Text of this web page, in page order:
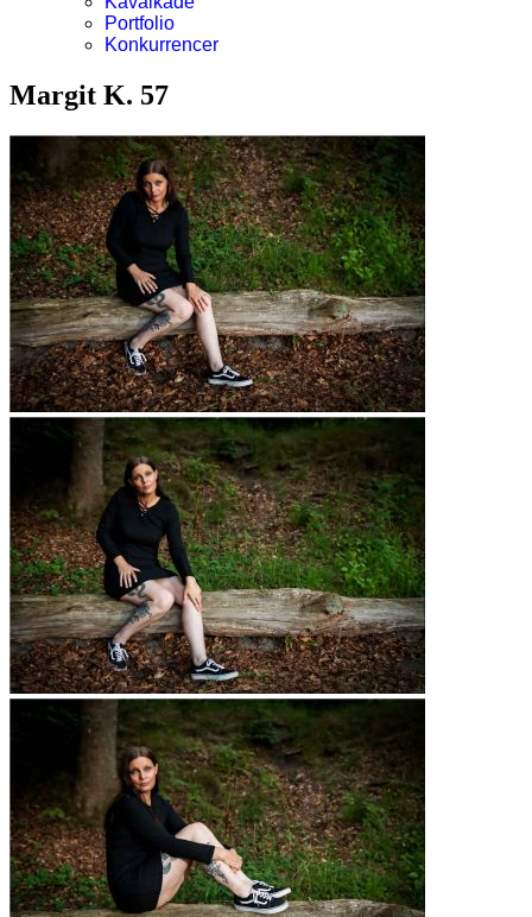
Portfolio
Konkurrencer
Margit K. 57